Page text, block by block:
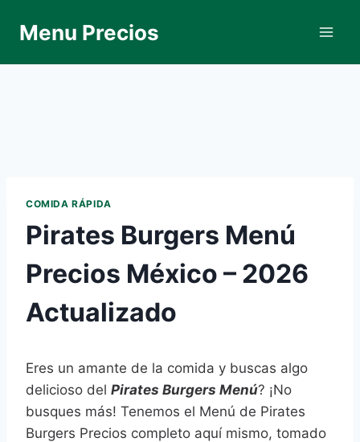
Menu Precios
COMIDA RÁPIDA
Pirates Burgers Menú
Precios México – 2026
Actualizado
Eres un amante de la comida y buscas algo
delicioso del Pirates Burgers Menú? ¡No
busques más! Tenemos el Menú de Pirates
Burgers Precios completo aquí mismo, tomado